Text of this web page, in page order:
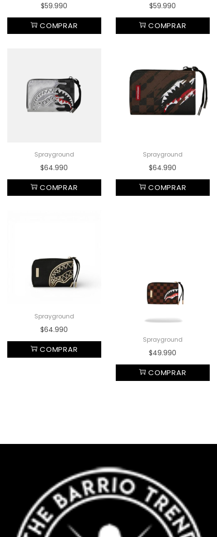
$59.990
COMPRAR
$59.990
COMPRAR
Sprayground
$64.990
COMPRAR
Sprayground
$64.990
COMPRAR
Sprayground
$64.990
COMPRAR
Sprayground
$49.990
COMPRAR